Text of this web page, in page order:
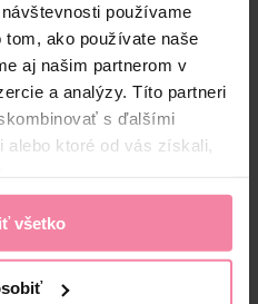
používame
ako používate naše
aj našim partnerom v
a analýzy. Títo partneri
s ďalšími
alebo ktoré od vás získali,
všetko
a balenie